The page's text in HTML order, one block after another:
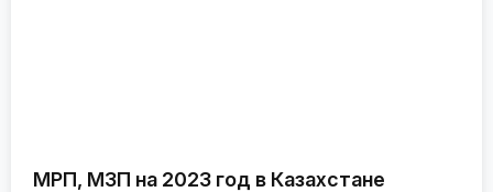
МРП, МЗП на 2023 год в Казахстане